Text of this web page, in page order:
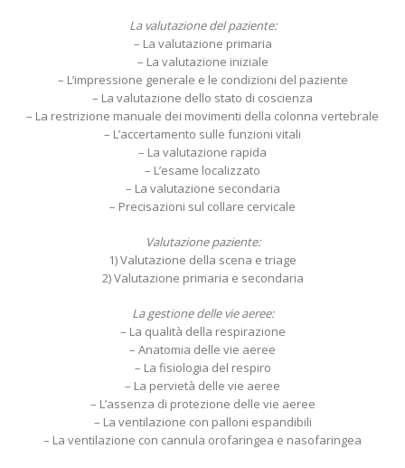
La valutazione del paziente:
– La valutazione primaria
– La valutazione iniziale
– L’impressione generale e le condizioni del paziente
– La valutazione dello stato di coscienza
– La restrizione manuale dei movimenti della colonna vertebrale
– L’accertamento sulle funzioni vitali
– La valutazione rapida
– L’esame localizzato
– La valutazione secondaria
– Precisazioni sul collare cervicale
Valutazione paziente:
1) Valutazione della scena e triage
2) Valutazione primaria e secondaria
La gestione delle vie aeree:
– La qualità della respirazione
– Anatomia delle vie aeree
– La fisiologia del respiro
– La pervietà delle vie aeree
– L’assenza di protezione delle vie aeree
– La ventilazione con palloni espandibili
– La ventilazione con cannula orofaringea e nasofaringea